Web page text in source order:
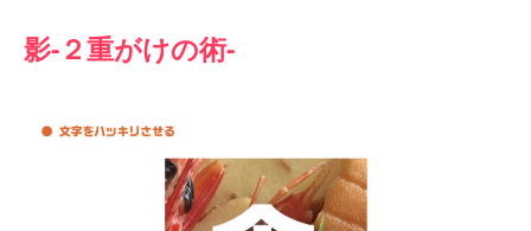
影-２重がけの術-